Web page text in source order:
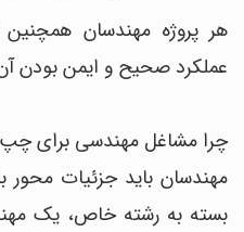
هر پروژه مهندسان همچنین
عملکرد صحیح و ایمن بودن
چرا مشاغل مهندسی برای
مهندسان باید جزئیات محور
بسته به رشته خاص، یک